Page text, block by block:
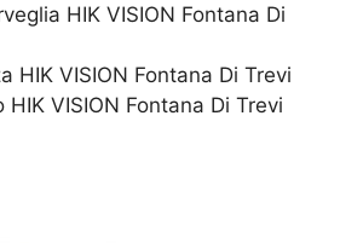
HIK VISION Fontana Di
HIK VISION Fontana Di Trevi
VISION Fontana Di Trevi